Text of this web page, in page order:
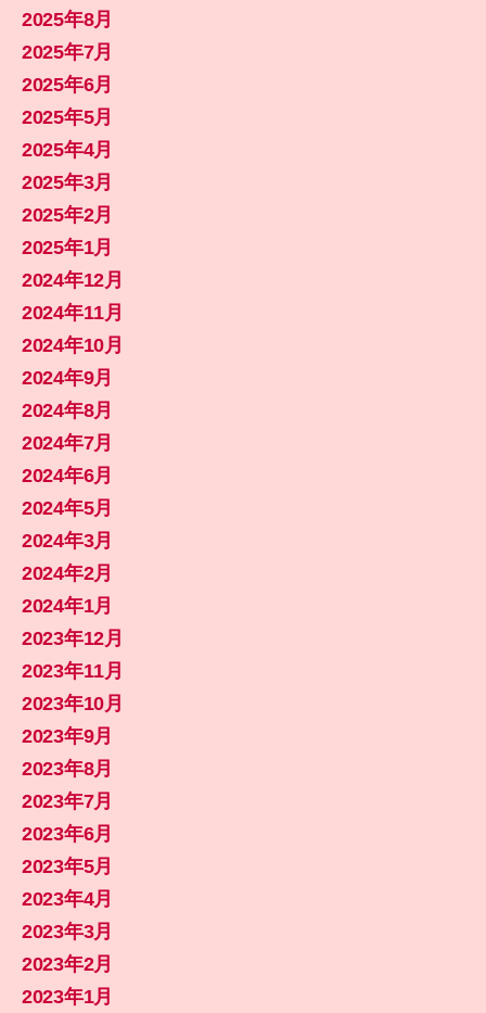
2025年8月
2025年7月
2025年6月
2025年5月
2025年4月
2025年3月
2025年2月
2025年1月
2024年12月
2024年11月
2024年10月
2024年9月
2024年8月
2024年7月
2024年6月
2024年5月
2024年3月
2024年2月
2024年1月
2023年12月
2023年11月
2023年10月
2023年9月
2023年8月
2023年7月
2023年6月
2023年5月
2023年4月
2023年3月
2023年2月
2023年1月